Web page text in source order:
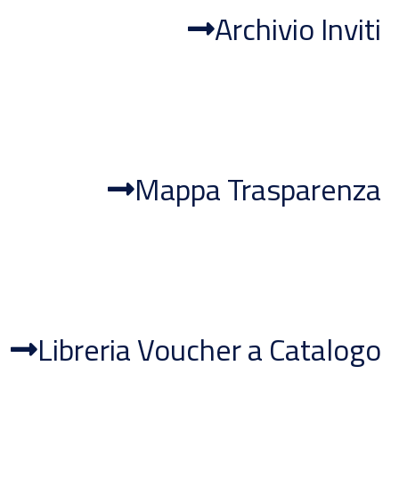
Archivio Inviti
Mappa Trasparenza
Libreria Voucher a Catalogo